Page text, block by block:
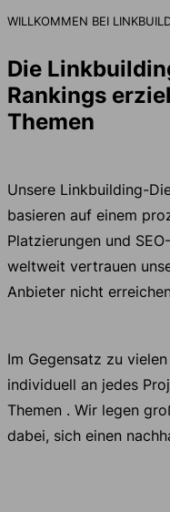
WILLKOMMEN BEI
Die
Rankings
Themen
Unsere Linkbuilding-
basieren auf einem
Platzierungen und
weltweit vertrauen
Anbieter nicht
Im Gegensatz zu
individuell an jedes
Themen . Wir legen
dabei, sich einen